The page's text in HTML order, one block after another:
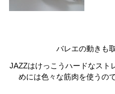
バレエの動きも
JAZZはけっこうハードなスト
めには色々な筋肉を使うの